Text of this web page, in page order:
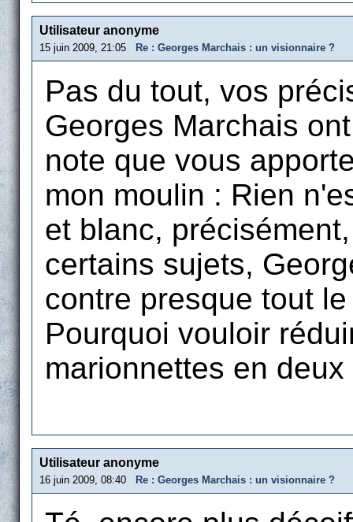
Utilisateur anonyme
15 juin 2009, 21:05 Re : Georges Marchais : un visionnaire ?
Pas du tout, vos
Georges Marchais
note que vous
mon moulin : Rien
et blanc,
certains sujets,
contre presque tout
Pourquoi vouloir
marionnettes en
Utilisateur anonyme
16 juin 2009, 08:40 Re : Georges Marchais : un visionnaire ?